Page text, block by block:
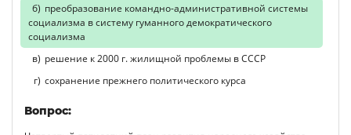
преобразование командно-административной системы
социализма в систему гуманного демократического
социализма
решение к 2000 г. жилищной проблемы в СССР
сохранение прежнего политического курса
Вопрос: